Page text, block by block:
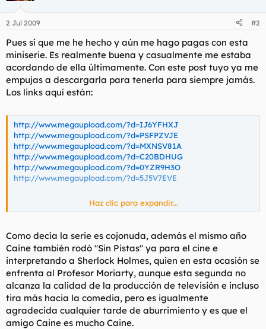
2 Jul 2009 #2
Pues sí que me he hecho y aún me hago pagas con esta
miniserie. Es realmente buena y casualmente me estaba
acordando de ella últimamente. Con este post tuyo ya me
empujas a descargarla para tenerla para siempre jamás.
Los links aquí están:
http://www.megaupload.com/?d=IJ6YFHXJ
http://www.megaupload.com/?d=PSFPZVJE
http://www.megaupload.com/?d=MXNSV81A
http://www.megaupload.com/?d=C20BDHUG
http://www.megaupload.com/?d=0YZR9H3O
http://www.megaupload.com/?d=5J5V7EVE
Contraseña: tiamath
Haz clic para expandir...
Como decía la serie es cojonuda, además el mismo año
Caine también rodó "Sin Pistas" ya para el cine e
interpretando a Sherlock Holmes, quien en esta ocasión se
enfrenta al Profesor Moriarty, aunque esta segunda no
alcanza la calidad de la producción de televisión e incluso
tira más hacia la comedia, pero es igualmente
agradecida cualquier tarde de aburrimiento y es que el
amigo Caine es mucho Caine.